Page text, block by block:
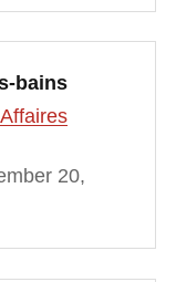
bains
20,